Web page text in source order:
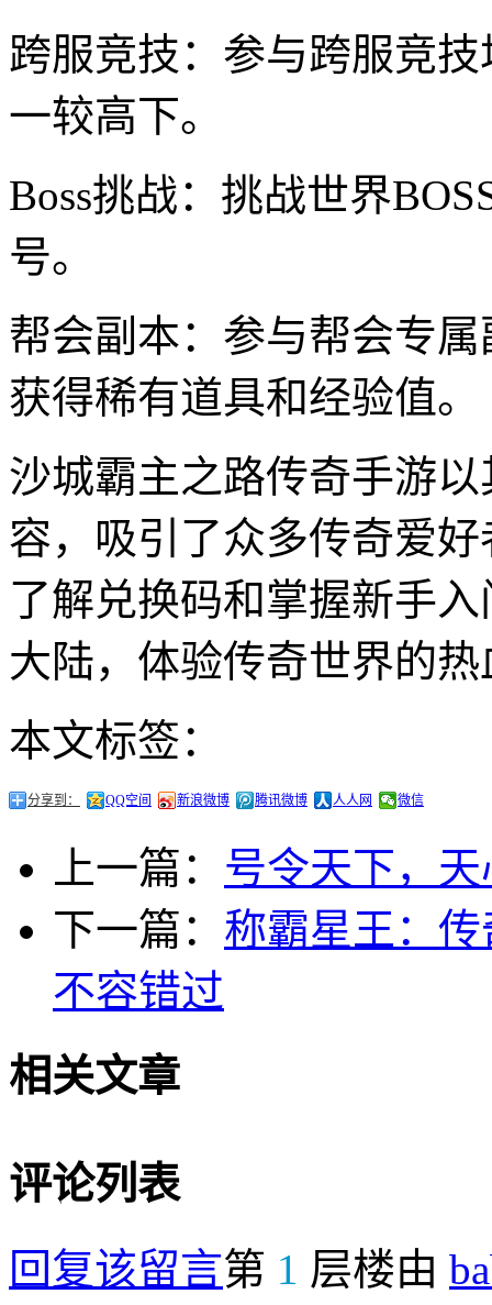
跨服竞技：参与跨服竞
一较高下。
Boss挑战：挑战世界
号。
帮会副本：参与帮会专
获得稀有道具和经验值。
沙城霸主之路传奇手游
容，吸引了众多传奇爱
了解兑换码和掌握新手
大陆，体验传奇世界的
本文标签：
分享到： QQ空间 新浪微博 腾讯微博 人人网 微信
上一篇： 号令天下，
下一篇： 称霸星王：
不容错过
相关文章
评论列表
回复该留言第 1 层楼由